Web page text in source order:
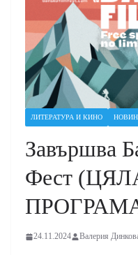
ЛИТЕРАТУРА И КИНО
Завършва
Фест
24.11.2024 Валерия